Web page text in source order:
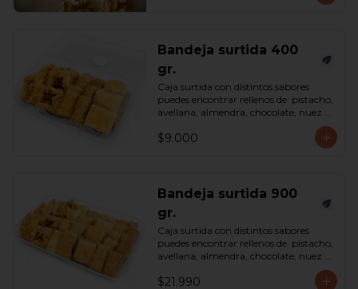
Bandeja surtida 400
gr.
Caja surtida con distintos sabores
puedes encontrar rellenos de  pistacho,
avellana, almendra, chocolate, nuez y
*Surtido enviado sujeto a
$9.000
Bandeja surtida 900
gr.
Caja surtida con distintos sabores
puedes encontrar rellenos de  pistacho,
avellana, almendra, chocolate, nuez y
*Surtido enviado sujeto a
$21.990